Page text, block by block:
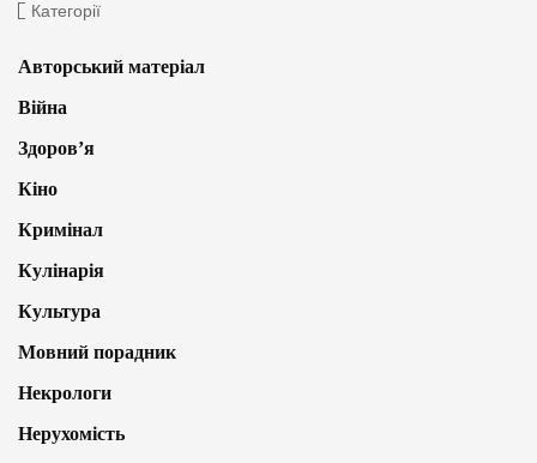
Категорії
Авторський матеріал
Війна
Здоров’я
Кіно
Кримінал
Кулінарія
Культура
Мовний порадник
Некрологи
Нерухомість